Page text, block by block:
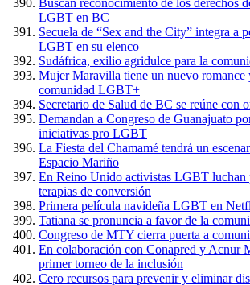
Buscan reconocimiento de los derechos
LGBT en BC
Secuela de “Sex and the City” integra a
LGBT en su elenco
Sudáfrica, exilio agridulce para la
Mujer Maravilla tiene un nuevo romance
comunidad LGBT+
Secretario de Salud de BC se reúne con
Demandan a Congreso de Guanajuato
iniciativas pro LGBT
La Fiesta del Chamamé tendrá un
Espacio Mariño
En Reino Unido activistas LGBT luchan
terapias de conversión
Primera película navideña LGBT en
Tatiana se pronuncia a favor de la
Congreso de MTY cierra puerta a
En colaboración con Conapred y Acnur
primer torneo de la inclusión
Cero recursos para prevenir y eliminar